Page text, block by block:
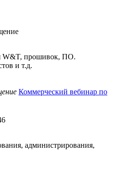
W&T, прошивок, ПО.
и т.д.
Коммерческий вебинар по
администрирования,